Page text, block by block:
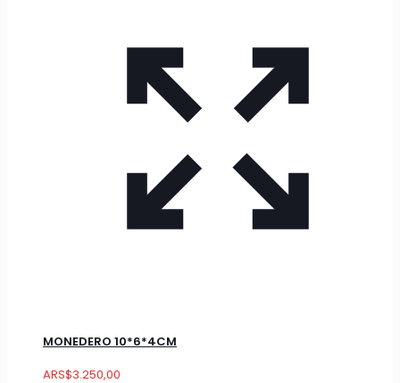
MONEDERO 10*6*4CM
ARS$3.250,00